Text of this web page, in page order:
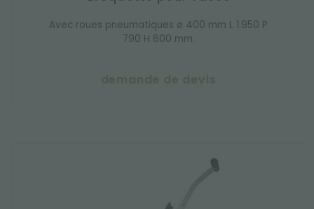
Avec roues pneumatiques ø 400 mm L 1.950 P
790 H 600 mm.
demande de devis